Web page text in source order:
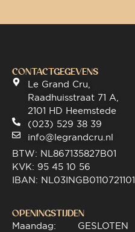
CONTACTGEGEVENS
Le Grand Cru,
Raadhuisstraat 71 A,
2101 HD Heemstede
(023) 529 38 39
info@legrandcru.nl
BTW: NL867135827B01
KVK: 95 45 10 56
IBAN: NL03INGB0110721101
OPENINGSTIJDEN
Maandag:
GESLOTEN